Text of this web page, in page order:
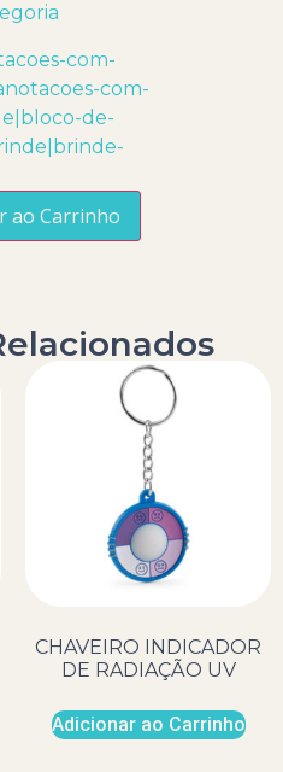
com-
com-
de-
ao Carrinho
CHAVEIRO INDICADOR
DE RADIAÇÃO UV
Adicionar ao Carrinho